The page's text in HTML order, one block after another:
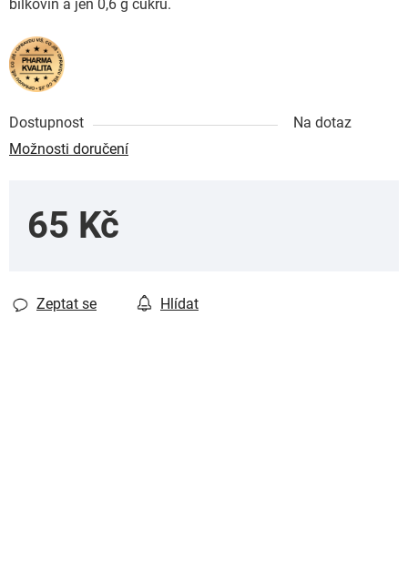
bílkovin a jen 0,6 g cukru.
Dostupnost
Na dotaz
Možnosti doručení
65 Kč
Zeptat se Hlídat